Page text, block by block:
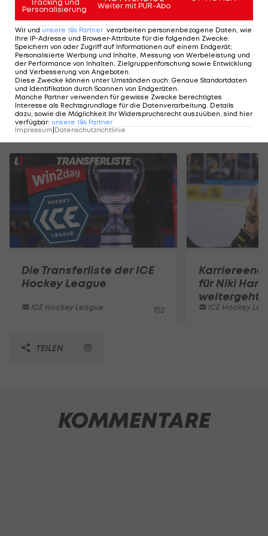
Der legendäre Durchmarsch des FC
Wacker Tirol I #Zwarakonferenz History
Zwarakonferenz
Am Stammtisch
Christopher Knett
Stammtisch
Mehr zum Thema
Die Transferliste der ICE
Hockey League
ICE Hockey League 2
für Niki Hartl
weitergeht
ICE Hockey
TEILEN
KOMMENTARE
Tracking und
Personalisierung
Weiter mit PUR-Abo
Wir und unsere 186 Partner verarbeiten personenbezogene Daten, wie
Ihre IP-Adresse und Browser-Attribute für die folgenden Zwecke:
Speichern von oder Zugriff auf Informationen auf einem Endgerät;
Personalisierte Werbung und Inhalte, Messung von Werbeleistung und
der Performance von Inhalten, Zielgruppenforschung sowie Entwicklung
und Verbesserung von Angeboten
Diese Zwecke können unter Umständen auch: Genaue Standortdaten
und Identifikation durch Scannen von Endgeräten
Manche Partner verwenden für gewisse Zwecke berechtigtes
Interesse als Rechtsgrundlage für die Datenverarbeitung. Details
dazu, sowie die Möglichkeit Ihr Widerspruchsrecht auszuüben, sind hier
verfügbar: unsere 186 Partner
Impressum|Datenschutzrichtlinie